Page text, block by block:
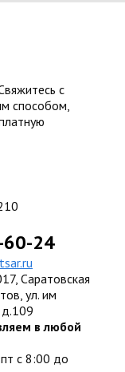
с
способом,
24
Саратовская
ул. им
в любой
с 8:00 до